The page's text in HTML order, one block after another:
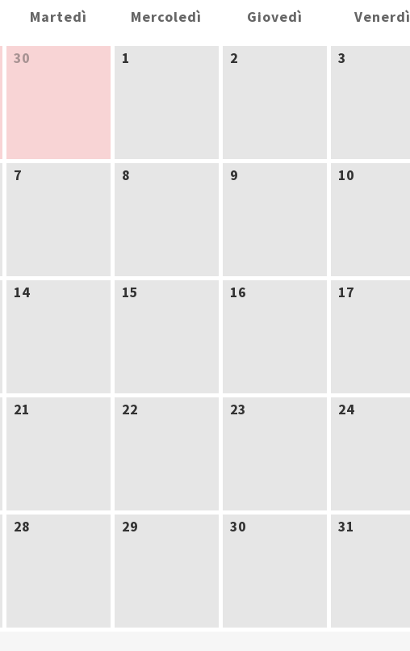
Martedì Mercoledì Giovedì Venerdì
30 1 2 3
7 8 9 10
14 15 16 17
21 22 23 24
28 29 30 31